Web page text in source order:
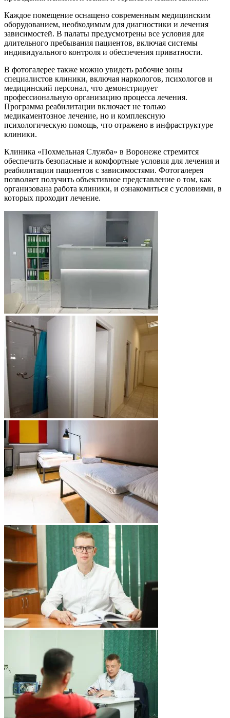
Каждое помещение оснащено современным медицинским
оборудованием, необходимым для диагностики и лечения
зависимостей. В палаты предусмотрены все условия для
длительного пребывания пациентов, включая системы
индивидуального контроля и обеспечения приватности.
В фотогалерее также можно увидеть рабочие зоны
специалистов клиники, включая наркологов, психологов и
медицинский персонал, что демонстрирует
профессиональную организацию процесса лечения.
Программа реабилитации включает не только
медикаментозное лечение, но и комплексную
психологическую помощь, что отражено в инфраструктуре
клиники.
Клиника «Похмельная Служба» в Воронеже стремится
обеспечить безопасные и комфортные условия для лечения и
реабилитации пациентов с зависимостями. Фотогалерея
позволяет получить объективное представление о том, как
организована работа клиники, и ознакомиться с условиями, в
которых проходит лечение.